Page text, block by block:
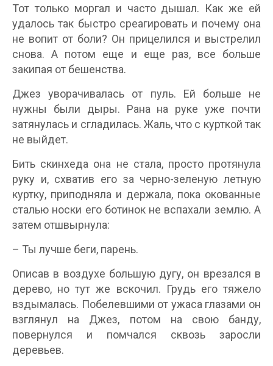
Тот только моргал и часто дышал. Как же ей
удалось так быстро среагировать и почему она
не вопит от боли? Он прицелился и выстрелил
снова. А потом еще и еще раз, все больше
закипая от бешенства.
Джез уворачивалась от пуль. Ей больше не
нужны были дыры. Рана на руке уже почти
затянулась и сгладилась. Жаль, что с курткой так
не выйдет.
Бить скинхеда она не стала, просто протянула
руку и, схватив его за черно-зеленую летную
куртку, приподняла и держала, пока окованные
сталью носки его ботинок не вспахали землю. А
затем отшвырнула:
– Ты лучше беги, парень.
Описав в воздухе большую дугу, он врезался в
дерево, но тут же вскочил. Грудь его тяжело
вздымалась. Побелевшими от ужаса глазами он
взглянул на Джез, потом на свою банду,
повернулся и помчался сквозь заросли
деревьев.